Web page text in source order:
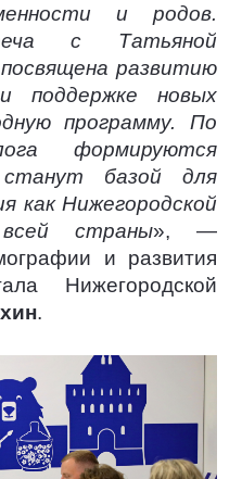
и родов.
с Татьяной
развитию
поддержке новых
программу. По
формируются
базой для
как Нижегородской
страны», —
и развития
Нижегородской
.